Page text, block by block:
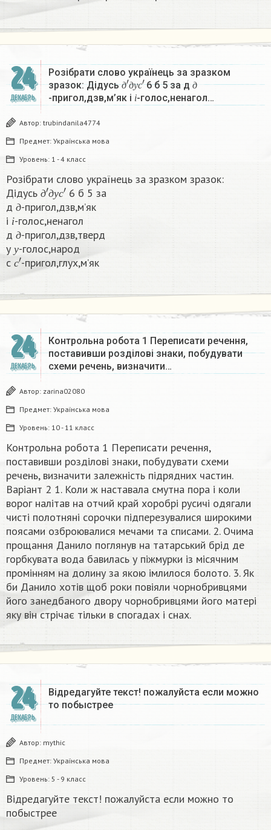
24
ДЕКАБРЬ
Розібрати слово українець за зразком
зразок: Дідусь д д у с
д′дус′
6 б 5 за дд
д
-пригол,дзв,м’як і і
і
-голос,ненагол…
Автор: trubindanila4774
Предмет: Українська мова
Уровень: 1 - 4 класс
Розібрати слово українець за зразком зразок:
Дідусь
д д у с
д′дус′
6 б 5 за
д
д
д
-пригол,дзв,м’як
і
і
і
-голос,ненагол
д
д
д
-пригол,дзв,тверд
у
у
у
-голос,народ
с
с
с′
-пригол,глух,м’як​
24
ДЕКАБРЬ
Контрольна робота 1 Переписати речення,
поставивши розділові знаки, побудувати
схеми речень, визначити…
Автор: zarina02080
Предмет: Українська мова
Уровень: 10 - 11 класс
Контрольна робота 1 Переписати речення,
поставивши розділові знаки, побудувати схеми
речень, визначити залежність підрядних частин.
Варіант 2 1. Коли ж наставала смутна пора і коли
ворог налітав на отчий край хоробрі русичі одягали
чисті полотняні сорочки підперезувалися широкими
поясами озброювалися мечами та списами. 2. Очима
прощання Данило поглянув на татарський брід де
горбкувата вода бавилась у піжмурки із місячним
промінням на долину за якою імлилося болото. 3. Як
би Данило хотів щоб роки повіяли чорнобривцями
його занедбаного двору чорнобривцями його матері
яку він стрічає тільки в спогадах і снах.
24
ДЕКАБРЬ
Відредагуйте текст! пожалуйста если можно
то побыстрее
Автор: mythic
Предмет: Українська мова
Уровень: 5 - 9 класс
Відредагуйте текст! пожалуйста если можно то
побыстрее